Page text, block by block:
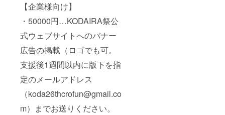
【企業様向け】
・50000円…KODAIRA祭公
式ウェブサイトへのバナー
広告の掲載（ロゴでも可。
支援後1週間以内に版下を指
定のメールアドレス
（koda26thcrofun@gmail.co
m）までお送りください。